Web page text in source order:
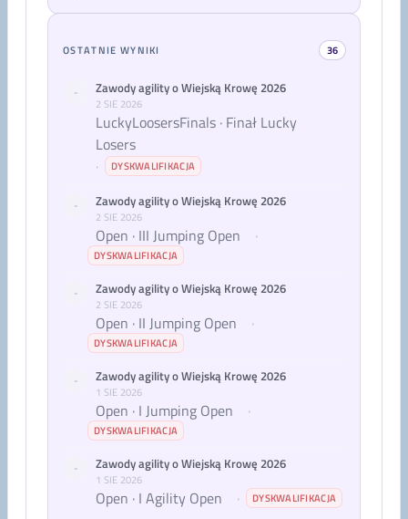
OSTATNIE WYNIKI 36
- Zawody agility o Wiejską Krowę 2026
2 SIE 2026
LuckyLoosersFinals · Finał Lucky
Losers
·
DYSKWALIFIKACJA
- Zawody agility o Wiejską Krowę 2026
2 SIE 2026
Open · III Jumping Open ·
DYSKWALIFIKACJA
- Zawody agility o Wiejską Krowę 2026
2 SIE 2026
Open · II Jumping Open ·
DYSKWALIFIKACJA
- Zawody agility o Wiejską Krowę 2026
1 SIE 2026
Open · I Jumping Open ·
DYSKWALIFIKACJA
- Zawody agility o Wiejską Krowę 2026
1 SIE 2026
Open · I Agility Open · DYSKWALIFIKACJA